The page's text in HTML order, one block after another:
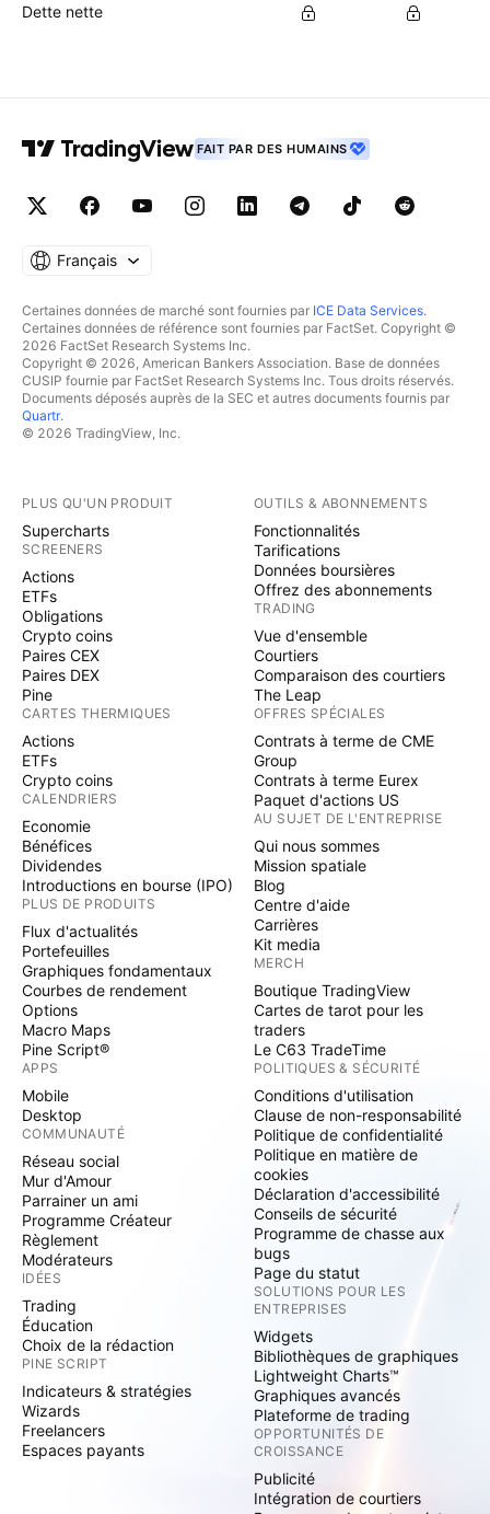
Dette nette
FAIT PAR DES HUMAINS
Français
Certaines données de marché sont fournies par ICE Data Services.
Certaines données de référence sont fournies par FactSet. Copyright ©
2026 FactSet Research Systems Inc.
Copyright © 2026, American Bankers Association. Base de données
CUSIP fournie par FactSet Research Systems Inc. Tous droits réservés.
Documents déposés auprès de la SEC et autres documents fournis par
Quartr.
© 2026 TradingView, Inc.
PLUS QU'UN PRODUIT
Supercharts
SCREENERS
Actions
ETFs
Obligations
Crypto coins
Paires CEX
Paires DEX
Pine
CARTES THERMIQUES
Actions
ETFs
Crypto coins
CALENDRIERS
Economie
Bénéfices
Dividendes
Introductions en bourse (IPO)
PLUS DE PRODUITS
Flux d'actualités
Portefeuilles
Graphiques fondamentaux
Courbes de rendement
Options
Macro Maps
Pine Script®
APPS
Mobile
Desktop
COMMUNAUTÉ
Réseau social
Mur d'Amour
Parrainer un ami
Programme Créateur
Règlement
Modérateurs
IDÉES
Trading
Éducation
Choix de la rédaction
PINE SCRIPT
Indicateurs & stratégies
Wizards
Freelancers
Espaces payants
OUTILS & ABONNEMENTS
Fonctionnalités
Tarifications
Données boursières
Offrez des abonnements
TRADING
Vue d'ensemble
Courtiers
Comparaison des courtiers
The Leap
OFFRES SPÉCIALES
Contrats à terme de CME
Group
Contrats à terme Eurex
Paquet d'actions US
AU SUJET DE L'ENTREPRISE
Qui nous sommes
Mission spatiale
Blog
Centre d'aide
Carrières
Kit media
MERCH
Boutique TradingView
Cartes de tarot pour les
traders
Le C63 TradeTime
POLITIQUES & SÉCURITÉ
Conditions d'utilisation
Clause de non-responsabilité
Politique de confidentialité
Politique en matière de
cookies
Déclaration d'accessibilité
Conseils de sécurité
Programme de chasse aux
bugs
Page du statut
SOLUTIONS POUR LES
ENTREPRISES
Widgets
Bibliothèques de graphiques
Lightweight Charts™
Graphiques avancés
Plateforme de trading
OPPORTUNITÉS DE
CROISSANCE
Publicité
Intégration de courtiers